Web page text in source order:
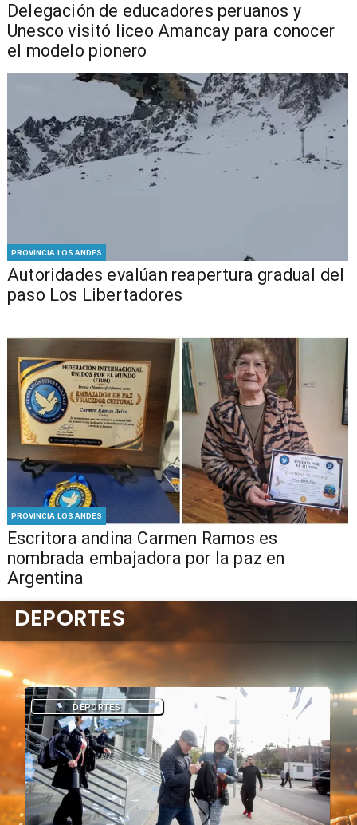
Delegación de educadores peruanos y
Unesco visitó liceo Amancay para conocer
el modelo pionero
PROVINCIA LOS ANDES
​​Autoridades evalúan reapertura gradual del
paso Los Libertadores
PROVINCIA LOS ANDES
Escritora andina Carmen Ramos es
nombrada embajadora por la paz en
Argentina
DEPORTES
DEPORTES